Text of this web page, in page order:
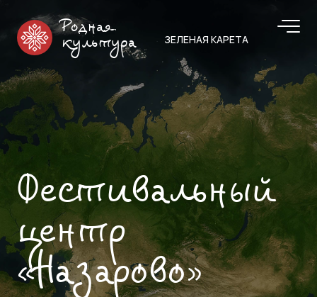
Родная
культура
ЗЕЛЕНАЯ КАРЕТА
Фестивальный
центр
«Назарово»